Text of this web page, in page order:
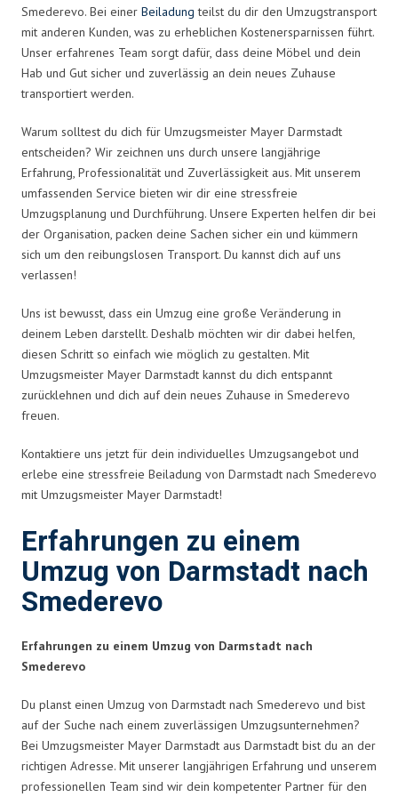
Smederevo. Bei einer Beiladung teilst du dir den Umzugstransport
mit anderen Kunden, was zu erheblichen Kostenersparnissen führt.
Unser erfahrenes Team sorgt dafür, dass deine Möbel und dein
Hab und Gut sicher und zuverlässig an dein neues Zuhause
transportiert werden.
Warum solltest du dich für Umzugsmeister Mayer Darmstadt
entscheiden? Wir zeichnen uns durch unsere langjährige
Erfahrung, Professionalität und Zuverlässigkeit aus. Mit unserem
umfassenden Service bieten wir dir eine stressfreie
Umzugsplanung und Durchführung. Unsere Experten helfen dir bei
der Organisation, packen deine Sachen sicher ein und kümmern
sich um den reibungslosen Transport. Du kannst dich auf uns
verlassen!
Uns ist bewusst, dass ein Umzug eine große Veränderung in
deinem Leben darstellt. Deshalb möchten wir dir dabei helfen,
diesen Schritt so einfach wie möglich zu gestalten. Mit
Umzugsmeister Mayer Darmstadt kannst du dich entspannt
zurücklehnen und dich auf dein neues Zuhause in Smederevo
freuen.
Kontaktiere uns jetzt für dein individuelles Umzugsangebot und
erlebe eine stressfreie Beiladung von Darmstadt nach Smederevo
mit Umzugsmeister Mayer Darmstadt!
Erfahrungen zu einem
Umzug von Darmstadt nach
Smederevo
Erfahrungen zu einem Umzug von Darmstadt nach
Smederevo
Du planst einen Umzug von Darmstadt nach Smederevo und bist
auf der Suche nach einem zuverlässigen Umzugsunternehmen?
Bei Umzugsmeister Mayer Darmstadt aus Darmstadt bist du an der
richtigen Adresse. Mit unserer langjährigen Erfahrung und unserem
professionellen Team sind wir dein kompetenter Partner für den